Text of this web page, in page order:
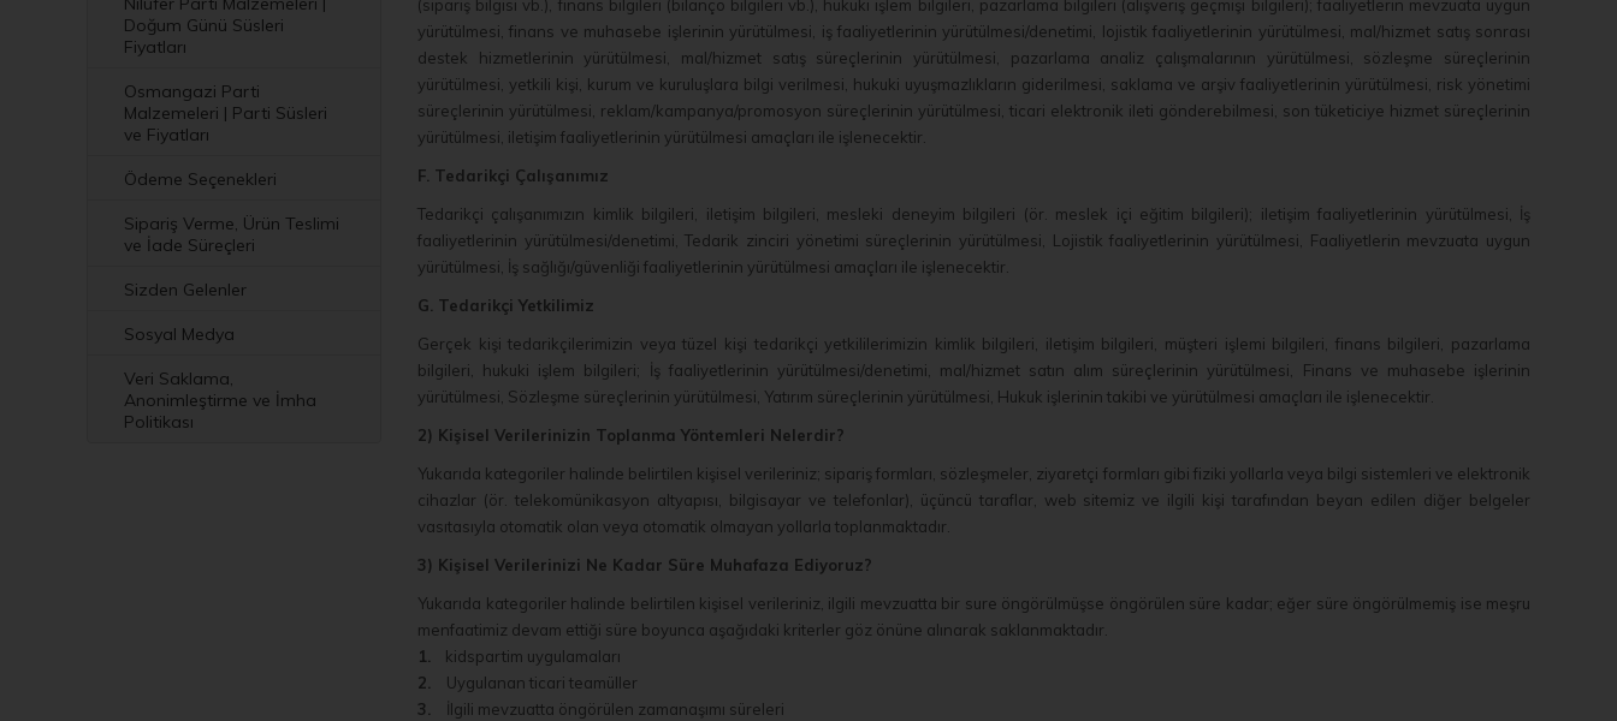
Doğum Günü Süsleri
Fiyatları
Osmangazi Parti
Malzemeleri | Parti Süsleri
ve Fiyatları
Ödeme Seçenekleri
Sipariş Verme, Ürün Teslimi
ve İade Süreçleri
Sizden Gelenler
Sosyal Medya
Veri Saklama,
Anonimleştirme ve İmha
Politikası
(sipariş bilgisi vb.), finans bilgileri (bilanço bilgileri vb.), hukuki işlem bilgileri, pazarlama bilgileri (alışveriş geçmişi bilgileri); faaliyetlerin mevzuata uygun
yürütülmesi, finans ve muhasebe işlerinin yürütülmesi, iş faaliyetlerinin yürütülmesi/denetimi, lojistik faaliyetlerinin yürütülmesi, mal/hizmet satış sonrası
destek hizmetlerinin yürütülmesi, mal/hizmet satış süreçlerinin yürütülmesi, pazarlama analiz çalışmalarının yürütülmesi, sözleşme süreçlerinin
yürütülmesi, yetkili kişi, kurum ve kuruluşlara bilgi verilmesi, hukuki uyuşmazlıkların giderilmesi, saklama ve arşiv faaliyetlerinin yürütülmesi, risk yönetimi
süreçlerinin yürütülmesi, reklam/kampanya/promosyon süreçlerinin yürütülmesi, ticari elektronik ileti gönderebilmesi, son tüketiciye hizmet süreçlerinin
yürütülmesi, iletişim faaliyetlerinin yürütülmesi amaçları ile işlenecektir.
F. Tedarikçi Çalışanımız
Tedarikçi çalışanımızın kimlik bilgileri, iletişim bilgileri, mesleki deneyim bilgileri (ör. meslek içi eğitim bilgileri); iletişim faaliyetlerinin yürütülmesi, İş
faaliyetlerinin yürütülmesi/denetimi, Tedarik zinciri yönetimi süreçlerinin yürütülmesi, Lojistik faaliyetlerinin yürütülmesi, Faaliyetlerin mevzuata uygun
yürütülmesi, İş sağlığı/güvenliği faaliyetlerinin yürütülmesi amaçları ile işlenecektir.
G. Tedarikçi Yetkilimiz
Gerçek kişi tedarikçilerimizin veya tüzel kişi tedarikçi yetkililerimizin kimlik bilgileri, iletişim bilgileri, müşteri işlemi bilgileri, finans bilgileri, pazarlama
bilgileri, hukuki işlem bilgileri; İş faaliyetlerinin yürütülmesi/denetimi, mal/hizmet satın alım süreçlerinin yürütülmesi, Finans ve muhasebe işlerinin
yürütülmesi, Sözleşme süreçlerinin yürütülmesi, Yatırım süreçlerinin yürütülmesi, Hukuk işlerinin takibi ve yürütülmesi amaçları ile işlenecektir.
2) Kişisel Verilerinizin Toplanma Yöntemleri Nelerdir?
Yukarıda kategoriler halinde belirtilen kişisel verileriniz; sipariş formları, sözleşmeler, ziyaretçi formları gibi fiziki yollarla veya bilgi sistemleri ve elektronik
cihazlar (ör. telekomünikasyon altyapısı, bilgisayar ve telefonlar), üçüncü taraflar, web sitemiz ve ilgili kişi tarafından beyan edilen diğer belgeler
vasıtasıyla otomatik olan veya otomatik olmayan yollarla toplanmaktadır.
3) Kişisel Verilerinizi Ne Kadar Süre Muhafaza Ediyoruz?
Yukarıda kategoriler halinde belirtilen kişisel verileriniz, ilgili mevzuatta bir sure öngörülmüşse öngörülen süre kadar; eğer süre öngörülmemiş ise meşru
menfaatimiz devam ettiği süre boyunca aşağıdaki kriterler göz önüne alınarak saklanmaktadır.
1.
kidspartim uygulamaları
2.
Uygulanan ticari teamüller
3.
İlgili mevzuatta öngörülen zamanaşımı süreleri